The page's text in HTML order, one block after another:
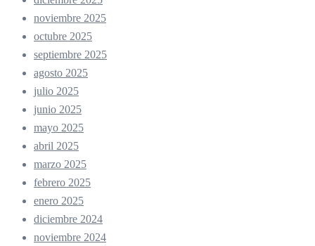
noviembre 2025
octubre 2025
septiembre 2025
agosto 2025
julio 2025
junio 2025
mayo 2025
abril 2025
marzo 2025
febrero 2025
enero 2025
diciembre 2024
noviembre 2024